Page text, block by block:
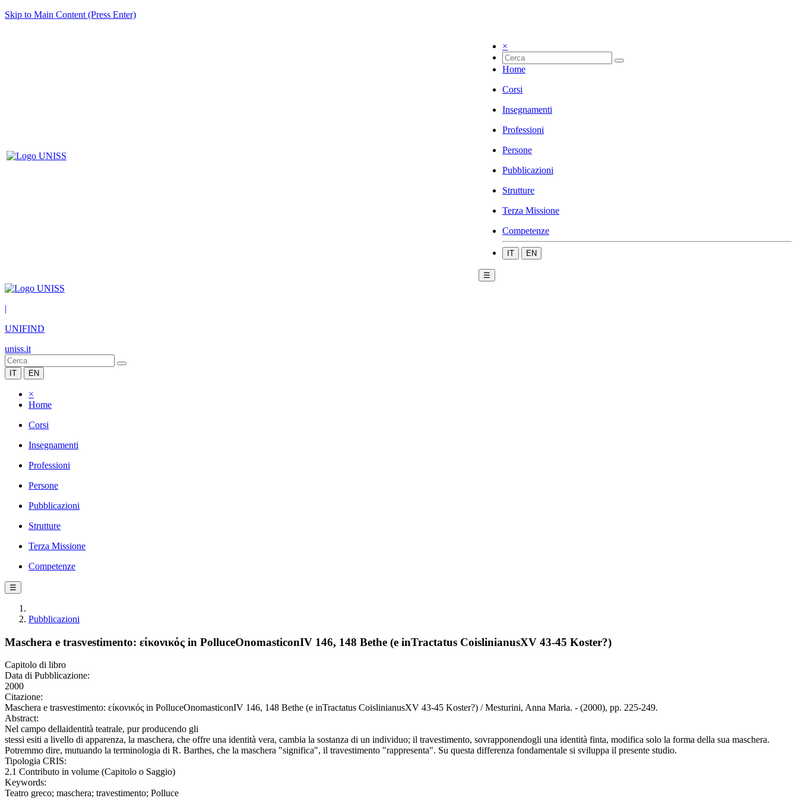
Skip to Main Content (Press Enter)
×
Home
Corsi
Insegnamenti
Professioni
Persone
Pubblicazioni
Strutture
Terza Missione
Competenze
IT EN
☰
|
UNIFIND
uniss.it
IT EN
×
Home
Corsi
Insegnamenti
Professioni
Persone
Pubblicazioni
Strutture
Terza Missione
Competenze
☰
Pubblicazioni
Maschera e trasvestimento: είκονικός in PolluceOnomasticonIV 146, 148 Bethe (e inTractatus CoislinianusXV 43-45 Koster?)
Capitolo di libro
Data di Pubblicazione:
2000
Citazione:
Maschera e trasvestimento: είκονικός in PolluceOnomasticonIV 146, 148 Bethe (e inTractatus CoislinianusXV 43-45 Koster?) / Mesturini, Anna Maria. - (2000), pp. 225-249.
Abstract:
Nel campo dellaidentità teatrale, pur producendo gli
stessi esiti a livello di apparenza, la maschera, che offre una identità vera, cambia la sostanza di un individuo; il travestimento, sovrapponendogli una identità finta, modifica solo la forma della sua maschera.
Potremmo dire, mutuando la terminologia di R. Barthes, che la maschera "significa", il travestimento "rappresenta". Su questa differenza fondamentale si sviluppa il presente studio.
Tipologia CRIS:
2.1 Contributo in volume (Capitolo o Saggio)
Keywords:
Teatro greco; maschera; travestimento; Polluce